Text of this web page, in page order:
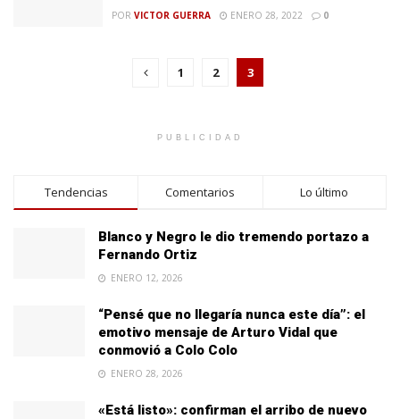
POR VICTOR GUERRA ENERO 28, 2022 0
1 2 3
PUBLICIDAD
Tendencias Comentarios Lo último
Blanco y Negro le dio tremendo portazo a
Fernando Ortiz
ENERO 12, 2026
“Pensé que no llegaría nunca este día”: el
emotivo mensaje de Arturo Vidal que
conmovió a Colo Colo
ENERO 28, 2026
«Está listo»: confirman el arribo de nuevo